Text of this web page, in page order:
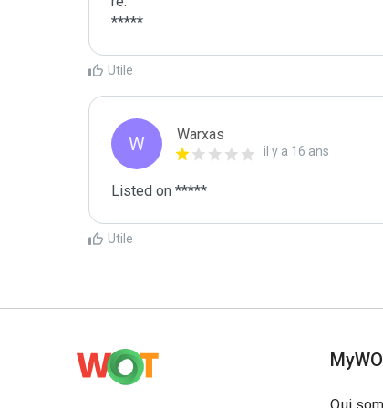
*****
Utile
W Warxas
il y a 16 ans
Listed on *****
Utile